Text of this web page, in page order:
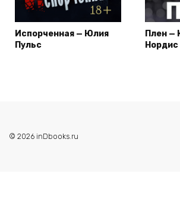
Испорченная — Юлия
Пульс
Плен —
Нордис
© 2026 inDbooks.ru